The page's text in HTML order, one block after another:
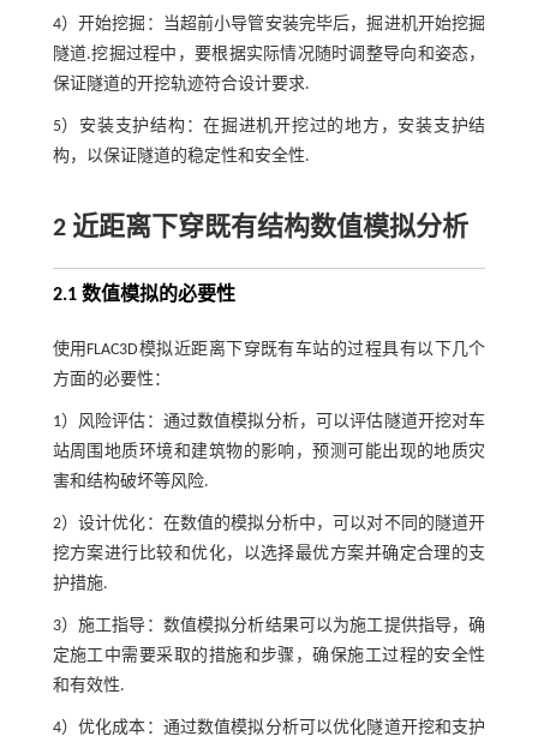
4）开始挖掘：当超前小导管安装完毕后，掘进机开始挖掘
隧道.挖掘过程中，要根据实际情况随时调整导向和姿态，
保证隧道的开挖轨迹符合设计要求.
5）安装支护结构：在掘进机开挖过的地方，安装支护结
构，以保证隧道的稳定性和安全性.
2 近距离下穿既有结构数值模拟分析
2.1 数值模拟的必要性
使用FLAC3D模拟近距离下穿既有车站的过程具有以下几个
方面的必要性：
1）风险评估：通过数值模拟分析，可以评估隧道开挖对车
站周围地质环境和建筑物的影响，预测可能出现的地质灾
害和结构破坏等风险.
2）设计优化：在数值的模拟分析中，可以对不同的隧道开
挖方案进行比较和优化，以选择最优方案并确定合理的支
护措施.
3）施工指导：数值模拟分析结果可以为施工提供指导，确
定施工中需要采取的措施和步骤，确保施工过程的安全性
和有效性.
4）优化成本：通过数值模拟分析可以优化隧道开挖和支护